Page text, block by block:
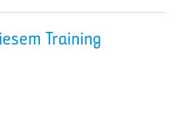
Training